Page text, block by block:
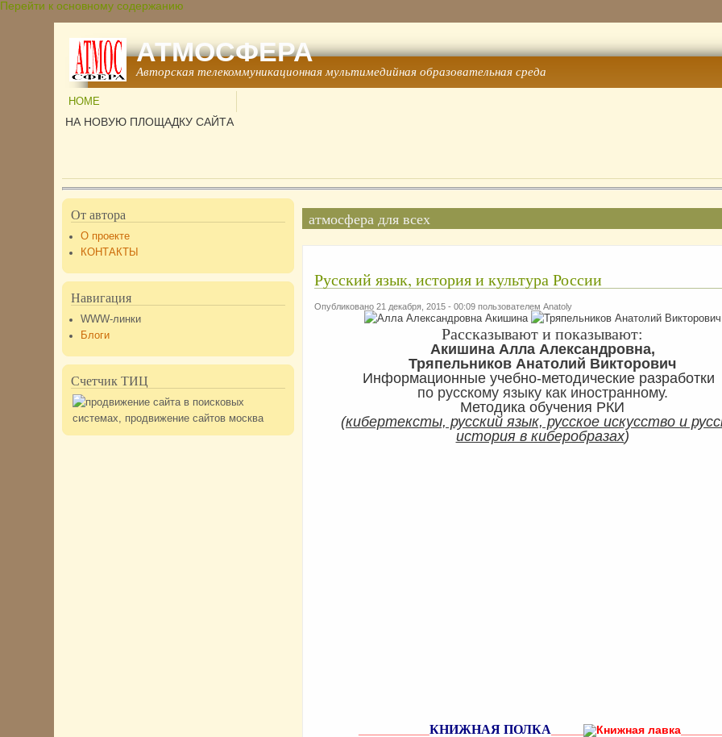
Перейти к основному содержанию
АТМОСФЕРА
Авторская телекоммуникационная мультимедийная образовательная среда
HOME
НА НОВУЮ ПЛОЩАДКУ САЙТА
атмосфера для всех
Русский язык, история и культура России
Опубликовано 21 декабря, 2015 - 00:09 пользователем Anatoly
Рассказывают и показывают:
Акишина Алла Александровна,
Тряпельников Анатолий Викторович
Информационные учебно-методические разработки
по русскому языку как иностранному.
Методика обучения РКИ
(кибертексты, русский язык, русское искусство и
история в киберобразах)
КНИЖНАЯ ПОЛКА
От автора
О проекте
КОНТАКТЫ
Навигация
WWW-линки
Блоги
Счетчик ТИЦ